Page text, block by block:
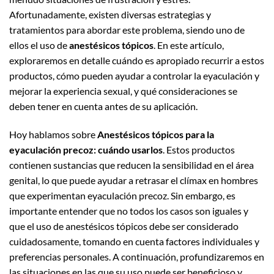
Afortunadamente, existen diversas estrategias y
tratamientos para abordar este problema, siendo uno de
ellos el uso deanestésicos tópicos. En este artículo,
exploraremos en detalle cuándo es apropiado recurrir a estos
productos, cómo pueden ayudar a controlar la eyaculación y
mejorar la experiencia sexual, y qué consideraciones se
deben tener en cuenta antes de su aplicación.
Hoy hablamos sobreAnestésicos tópicos para la
eyaculación precoz: cuándo usarlos. Estos productos
contienen sustancias que reducen la sensibilidad en el área
genital, lo que puede ayudar a retrasar el clímax en hombres
que experimentan eyaculación precoz. Sin embargo, es
importante entender que no todos los casos son iguales y
que el uso de anestésicos tópicos debe ser considerado
cuidadosamente, tomando en cuenta factores individuales y
preferencias personales. A continuación, profundizaremos en